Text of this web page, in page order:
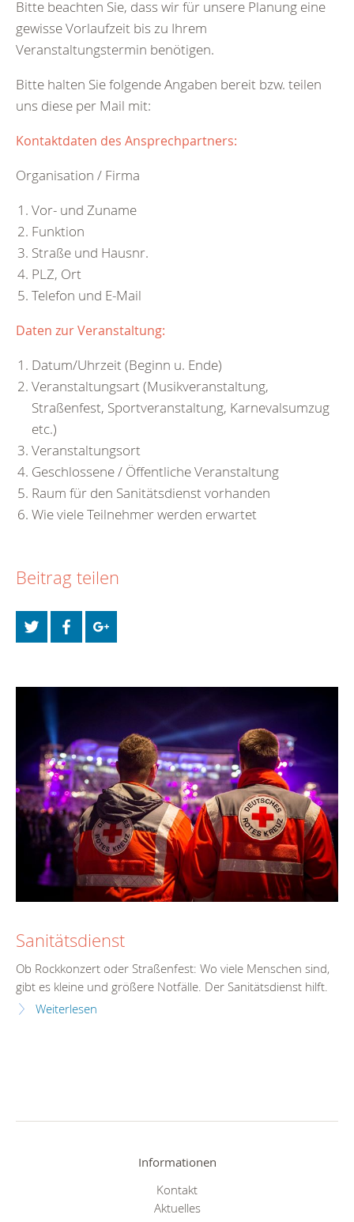
Bitte beachten Sie, dass wir für unsere Planung eine
gewisse Vorlaufzeit bis zu Ihrem
Veranstaltungstermin benötigen.
Bitte halten Sie folgende Angaben bereit bzw. teilen
uns diese per Mail mit:
Kontaktdaten des Ansprechpartners:
Organisation / Firma
Vor- und Zuname
Funktion
Straße und Hausnr.
PLZ, Ort
Telefon und E-Mail
Daten zur Veranstaltung:
Datum/Uhrzeit (Beginn u. Ende)
Veranstaltungsart (Musikveranstaltung,
Straßenfest, Sportveranstaltung, Karnevalsumzug
etc.)
Veranstaltungsort
Geschlossene / Öffentliche Veranstaltung
Raum für den Sanitätsdienst vorhanden
Wie viele Teilnehmer werden erwartet
Beitrag teilen
Sanitätsdienst
Ob Rockkonzert oder Straßenfest: Wo viele Menschen sind,
gibt es kleine und größere Notfälle. Der Sanitätsdienst hilft.
Weiterlesen
Informationen
Kontakt
Aktuelles